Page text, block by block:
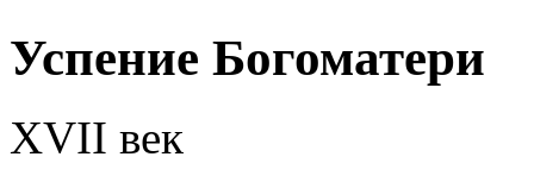
Успение Богоматери
XVII век